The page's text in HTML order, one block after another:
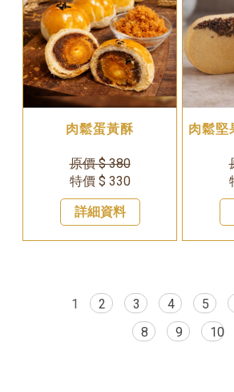
肉鬆蛋黃酥
原價 $ 380
特價 $ 330
詳細資料
肉鬆堅
1 2 3 4 5
8
9 10